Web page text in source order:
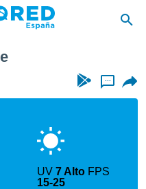
...
UV7 Alto FPS
15-25